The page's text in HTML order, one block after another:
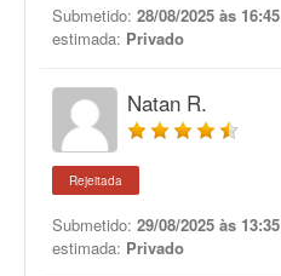
Submetido: 28/08/2025 às 16:45
estimada: Privado
Natan R.
Rejeitada
Submetido: 29/08/2025 às 13:35
estimada: Privado